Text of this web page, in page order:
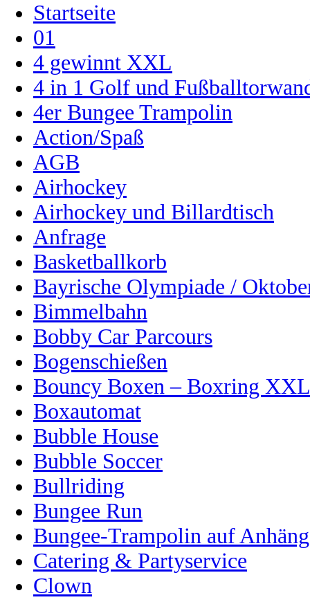
Startseite
01
4 gewinnt XXL
4 in 1 Golf und
4er Bungee Trampolin
Action/Spaß
AGB
Airhockey
Airhockey und Billardtisch
Anfrage
Basketballkorb
Bayrische Olympiade /
Bimmelbahn
Bobby Car Parcours
Bogenschießen
Bouncy Boxen – Boxring XXL
Boxautomat
Bubble House
Bubble Soccer
Bullriding
Bungee Run
Bungee-Trampolin auf
Catering & Partyservice
Clown